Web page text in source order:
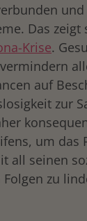
Das zeigt
Krise.
auf
zur
um das
all seinen
zu